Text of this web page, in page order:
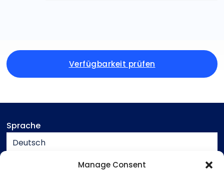
Manage Consent
Verfügbarkeit prüfen
Sprache
Deutsch